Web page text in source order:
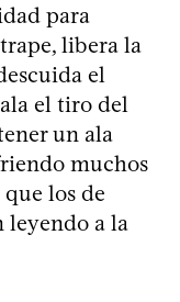
para
libera la
el
el tiro del
un ala
muchos
los de
leyendo a la